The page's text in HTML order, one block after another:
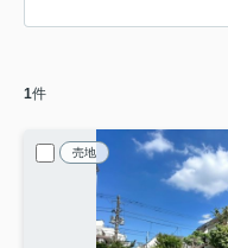
1件
売地